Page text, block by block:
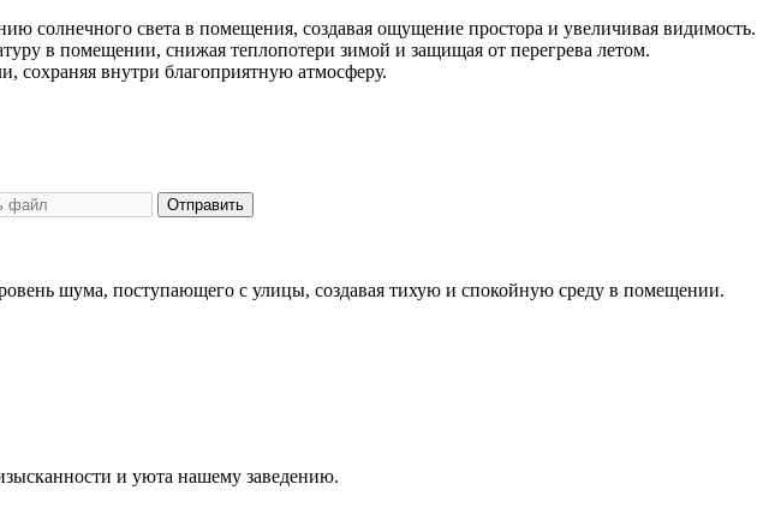
солнечного света в помещения, создавая ощущение простора и увеличивая видимость.
в помещении, снижая теплопотери зимой и защищая от перегрева летом.
внутри благоприятную атмосферу.
Отправить
шума, поступающего с улицы, создавая тихую и спокойную среду в помещении.
и уюта нашему заведению.